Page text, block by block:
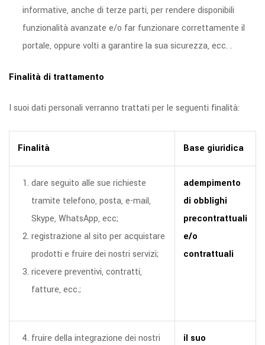
informative, anche di terze parti, per rendere disponibili
funzionalità avanzate e/o far funzionare correttamente il
portale, oppure volti a garantire la sua sicurezza, ecc. .
Finalità di trattamento
I suoi dati personali verranno trattati per le seguenti finalità:
Finalità Base giuridica
dare seguito alle sue richieste
tramite telefono, posta, e-mail,
Skype, WhatsApp, ecc;
registrazione al sito per acquistare
prodotti e fruire dei nostri servizi;
ricevere preventivi, contratti,
fatture, ecc.;
adempimento
di obblighi
precontrattuali
e/o
contrattuali
fruire della integrazione dei nostri
il suo